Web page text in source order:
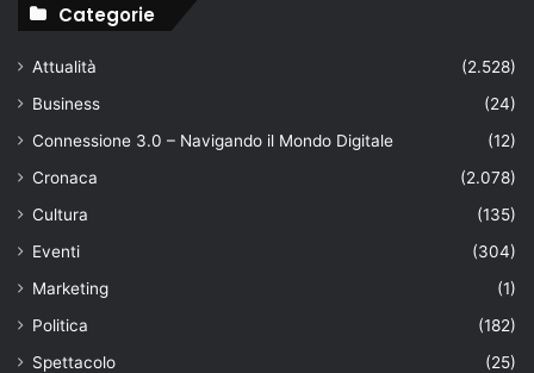
Categorie
Attualità
(2.528)
Business
(24)
Connessione 3.0 – Navigando il Mondo Digitale
(12)
Cronaca
(2.078)
Cultura
(135)
Eventi
(304)
Marketing
(1)
Politica
(182)
Spettacolo
(25)